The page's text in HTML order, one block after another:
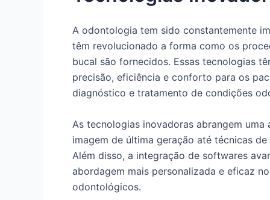
A odontologia tem sido constantemente
têm revolucionado a forma como os
bucal são fornecidos. Essas tecnologias
precisão, eficiência e conforto para os
diagnóstico e tratamento de condições
As tecnologias inovadoras abrangem
imagem de última geração até técnicas
Além disso, a integração de softwares
abordagem mais personalizada e eficaz
odontológicos.